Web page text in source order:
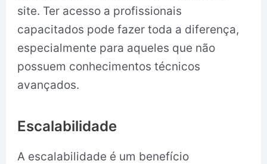
site. Ter acesso a profissionais
capacitados pode fazer toda a diferença,
especialmente para aqueles que não
possuem conhecimentos técnicos
avançados.
Escalabilidade
A escalabilidade é um benefício